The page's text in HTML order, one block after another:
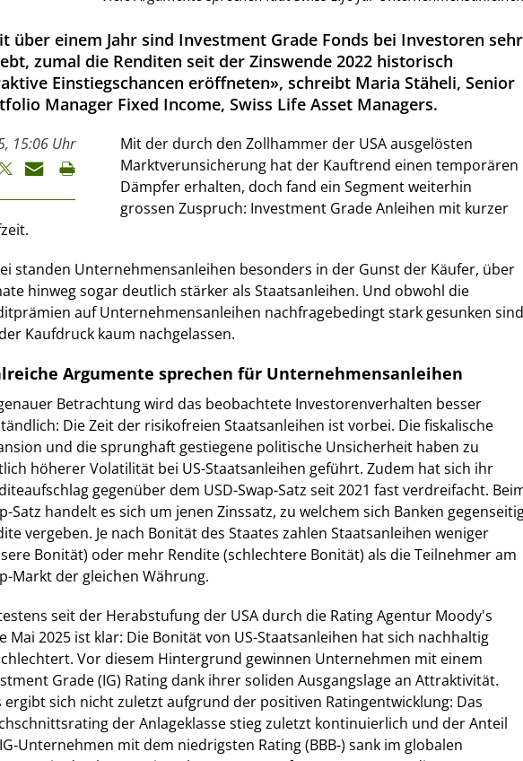
über einem Jahr sind Investment Grade Fonds bei Investoren sehr
zumal die Renditen seit der Zinswende 2022 historisch
Einstiegschancen eröffneten», schreibt Maria Stäheli, Senior
Manager Fixed Income, Swiss Life Asset Managers.
15:06 Uhr
Mit der durch den Zollhammer der USA ausgelösten
Marktverunsicherung hat der Kauftrend einen temporären
Dämpfer erhalten, doch fand ein Segment weiterhin
grossen Zuspruch: Investment Grade Anleihen mit kurzer
standen Unternehmensanleihen besonders in der Gunst der Käufer, über
hinweg sogar deutlich stärker als Staatsanleihen. Und obwohl die
auf Unternehmensanleihen nachfragebedingt stark gesunken
Kaufdruck kaum nachgelassen.
Argumente sprechen für Unternehmensanleihen
Betrachtung wird das beobachtete Investorenverhalten besser
Die Zeit der risikofreien Staatsanleihen ist vorbei. Die fiskalische
und die sprunghaft gestiegene politische Unsicherheit haben zu
höherer Volatilität bei US-Staatsanleihen geführt. Zudem hat sich ihr
gegenüber dem USD-Swap-Satz seit 2021 fast verdreifacht.
Satz handelt es sich um jenen Zinssatz, zu welchem sich Banken
vergeben. Je nach Bonität des Staates zahlen Staatsanleihen weniger
Bonität) oder mehr Rendite (schlechtere Bonität) als die Teilnehmer am
Markt der gleichen Währung.
seit der Herabstufung der USA durch die Rating Agentur Moody's
Mai 2025 ist klar: Die Bonität von US-Staatsanleihen hat sich nachhaltig
Vor diesem Hintergrund gewinnen Unternehmen mit einem
Grade (IG) Rating dank ihrer soliden Ausgangslage an Attraktivität.
ergibt sich nicht zuletzt aufgrund der positiven Ratingentwicklung: Das
der Anlageklasse stieg zuletzt kontinuierlich und der Anteil
Unternehmen mit dem niedrigsten Rating (BBB-) sank im globalen